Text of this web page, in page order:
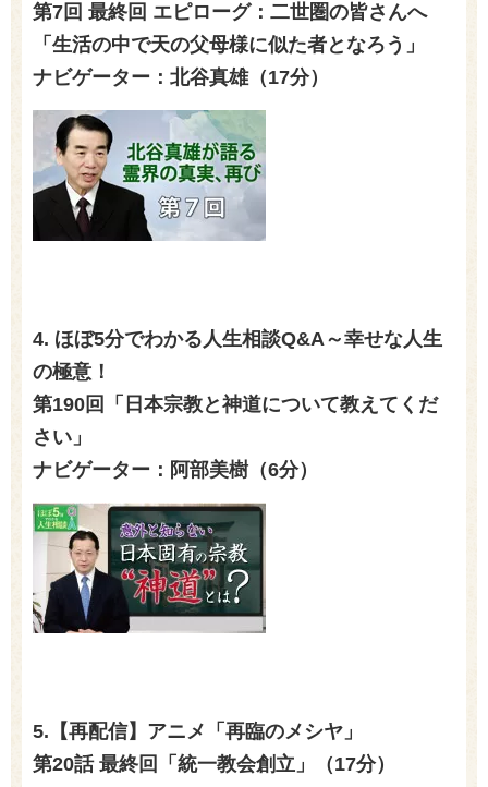
第7回 最終回 エピローグ：二世圏の皆さんへ
「生活の中で天の父母様に似た者となろう」
ナビゲーター：北谷真雄（17分）
4. ほぼ5分でわかる人生相談Q&A～幸せな人生
の極意！
第190回「日本宗教と神道について教えてくだ
さい」
ナビゲーター：阿部美樹（6分）
5.【再配信】アニメ「再臨のメシヤ」
第20話 最終回「統一教会創立」（17分）